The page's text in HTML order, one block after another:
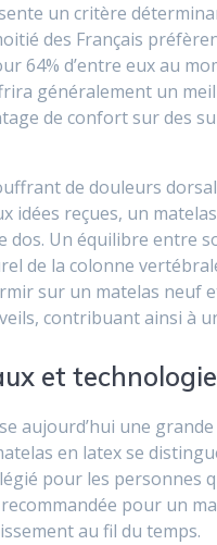
un critère
des Français
64% d’entre eux au
généralement un
de confort sur des
de douleurs
idées reçues, un
dos. Un équilibre entre
de la colonne
sur un matelas neuf
contribuant ainsi à
et
aujourd’hui une
en latex se
pour les personnes
pour un
au fil du temps.